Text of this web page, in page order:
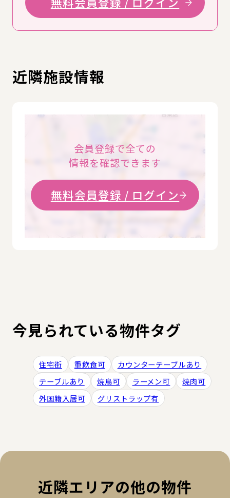
近隣施設情報
会員登録で全ての
情報を確認できます
無料会員登録 / ログイン
今見られている物件タグ
住宅街 重飲食可
カウンターテーブルあり
テーブルあり
焼鳥可 ラーメン可
焼肉可
外国籍入居可
グリストラップ有
近隣エリアの他の物件